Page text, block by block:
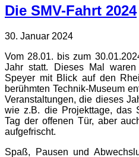
Die SMV-Fahrt 2024
30. Januar 2024
Vom 28.01. bis zum
Jahr statt. Dieses Mal
Speyer mit Blick auf den
berühmten Technik-Museum
Veranstaltungen, die dieses
wie z.B. die Projekttage, das
Tag der offenen Tür, aber
aufgefrischt.
Spaß, Pausen und